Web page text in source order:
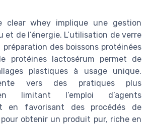
clear whey implique une gestion
et de l’énergie. L’utilisation de verre
des boissons protéinées
protéines lactosérum permet de
plastiques à usage unique.
vers des pratiques plus
limitant l’emploi d’agents
en favorisant des procédés de
obtenir un produit pur, riche en